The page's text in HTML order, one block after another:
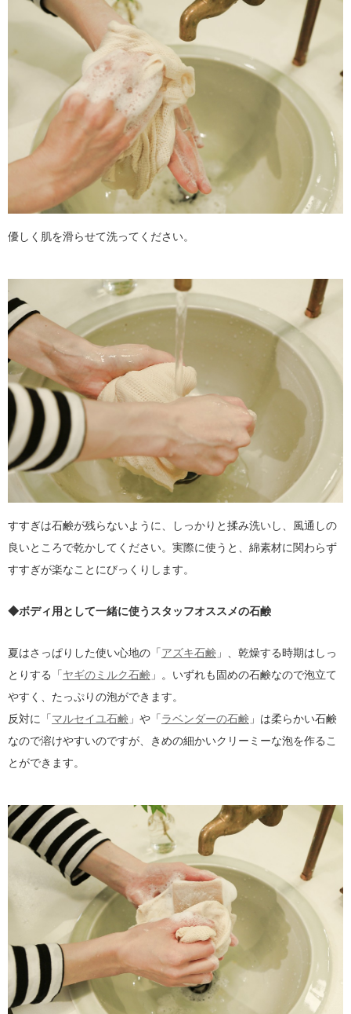
優しく肌を滑らせて洗ってください。
すすぎは石鹸が残らないように、しっかりと揉み洗いし、風通しの
良いところで乾かしてください。実際に使うと、綿素材に関わらず
すすぎが楽なことにびっくりします。
◆ボディ用として一緒に使うスタッフオススメの石鹸
夏はさっぱりした使い心地の「アズキ石鹸 」、乾燥する時期はしっ
とりする「ヤギのミルク石鹸 」。いずれも固めの石鹸なので泡立て
やすく、たっぷりの泡ができます。
反対に「マルセイユ石鹸 」や「ラベンダーの石鹸 」は柔らかい石鹸
なので溶けやすいのですが、きめの細かいクリーミーな泡を作るこ
とができます。